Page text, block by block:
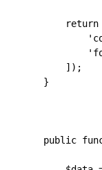
        ]);
    }
public